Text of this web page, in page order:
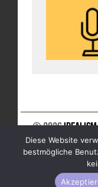
© 2026
UNTERSTÜTZE UNS
Diese Website
bestmögliche